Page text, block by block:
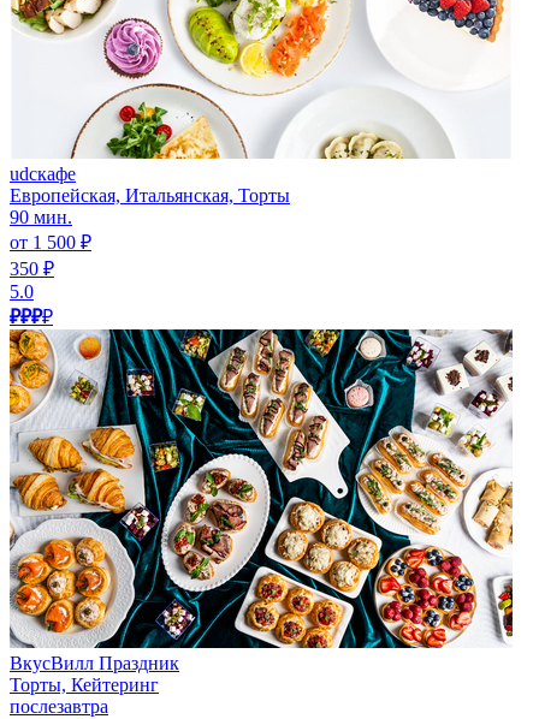
udcкафе
Европейская, Итальянская, Торты
90 мин.
от 1 500 ₽
350 ₽
5.0
₽₽₽₽
ВкусВилл Праздник
Торты, Кейтеринг
послезавтра